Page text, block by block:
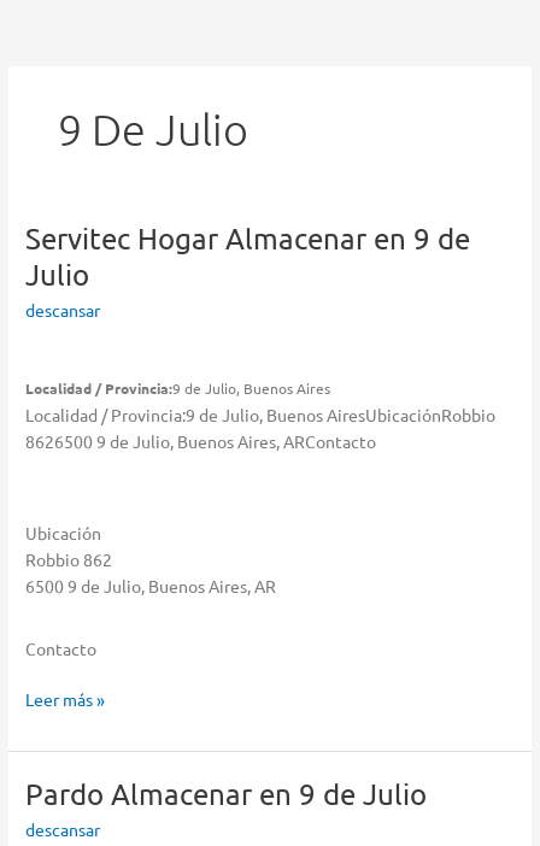
9 De Julio
Servitec HogarAlmacenar en 9 de
Julio
descansar
Localidad / Provincia:9 de Julio, Buenos Aires
Localidad / Provincia:9 de Julio, Buenos AiresUbicaciónRobbio
8626500 9 de Julio, Buenos Aires, ARContacto
Ubicación
Robbio 862
6500 9 de Julio, Buenos Aires, AR
Contacto
Servitec
Almacenar
9
de
Leer más »
PardoAlmacenar en 9 de Julio
descansar